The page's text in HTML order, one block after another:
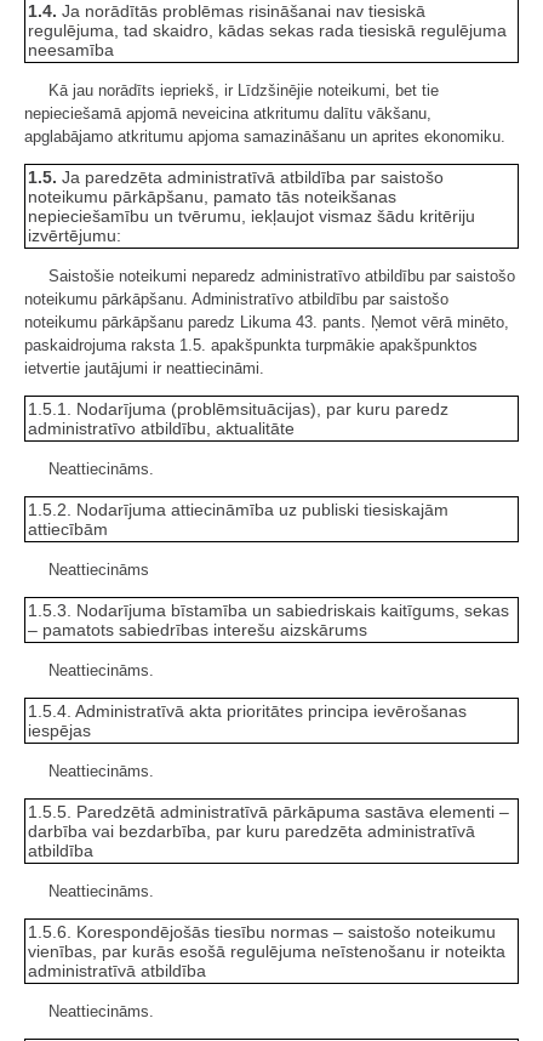
1.4. Ja norādītās problēmas risināšanai nav tiesiskā
regulējuma, tad skaidro, kādas sekas rada tiesiskā regulējuma
neesamība
Kā jau norādīts iepriekš, ir Līdzšinējie noteikumi, bet tie
nepieciešamā apjomā neveicina atkritumu dalītu vākšanu,
apglabājamo atkritumu apjoma samazināšanu un aprites ekonomiku.
1.5. Ja paredzēta administratīvā atbildība par saistošo
noteikumu pārkāpšanu, pamato tās noteikšanas
nepieciešamību un tvērumu, iekļaujot vismaz šādu kritēriju
izvērtējumu:
Saistošie noteikumi neparedz administratīvo atbildību par saistošo
noteikumu pārkāpšanu. Administratīvo atbildību par saistošo
noteikumu pārkāpšanu paredz Likuma 43. pants. Ņemot vērā minēto,
paskaidrojuma raksta 1.5. apakšpunkta turpmākie apakšpunktos
ietvertie jautājumi ir neattiecināmi.
1.5.1. Nodarījuma (problēmsituācijas), par kuru paredz
administratīvo atbildību, aktualitāte
Neattiecināms.
1.5.2. Nodarījuma attiecināmība uz publiski tiesiskajām
attiecībām
Neattiecināms
1.5.3. Nodarījuma bīstamība un sabiedriskais kaitīgums, sekas
– pamatots sabiedrības interešu aizskārums
Neattiecināms.
1.5.4. Administratīvā akta prioritātes principa ievērošanas
iespējas
Neattiecināms.
1.5.5. Paredzētā administratīvā pārkāpuma sastāva elementi –
darbība vai bezdarbība, par kuru paredzēta administratīvā
atbildība
Neattiecināms.
1.5.6. Korespondējošās tiesību normas – saistošo noteikumu
vienības, par kurās esošā regulējuma neīstenošanu ir noteikta
administratīvā atbildība
Neattiecināms.